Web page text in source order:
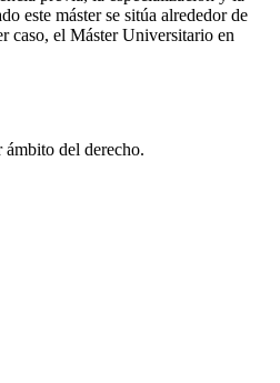
este máster se sitúa alrededor de
caso, el Máster Universitario en
ámbito del derecho.